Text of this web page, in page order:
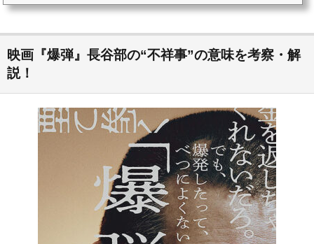
映画『爆弾』長谷部の“不祥事”の意味を考察・解
説！